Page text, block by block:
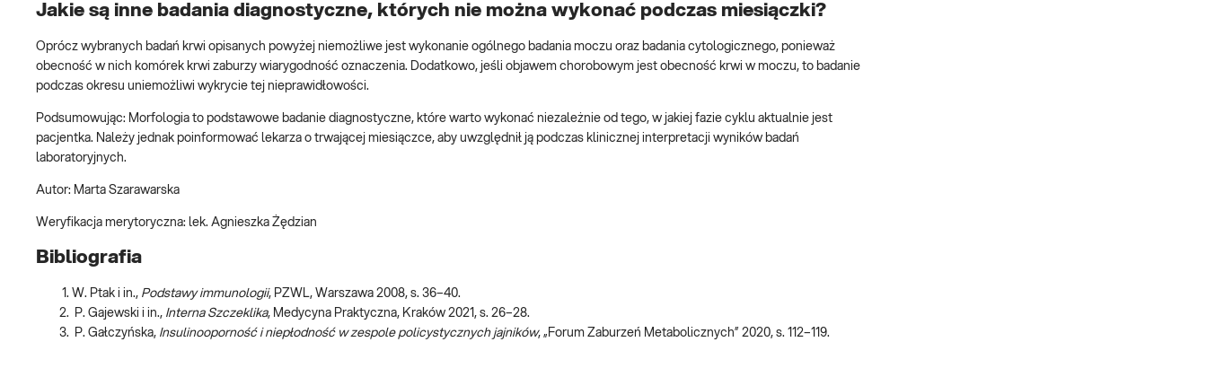
Jakie są inne badania diagnostyczne, których nie można wykonać podczas miesiączki?
Oprócz wybranych badań krwi opisanych powyżej niemożliwe jest wykonanie ogólnego badania moczu oraz badania cytologicznego, ponieważ
obecność w nich komórek krwi zaburzy wiarygodność oznaczenia. Dodatkowo, jeśli objawem chorobowym jest obecność krwi w moczu, to badanie
podczas okresu uniemożliwi wykrycie tej nieprawidłowości.
Podsumowując: Morfologia to podstawowe badanie diagnostyczne, które warto wykonać niezależnie od tego, w jakiej fazie cyklu aktualnie jest
pacjentka. Należy jednak poinformować lekarza o trwającej miesiączce, aby uwzględnił ją podczas klinicznej interpretacji wyników badań
laboratoryjnych.
Autor: Marta Szarawarska
Weryfikacja merytoryczna: lek. Agnieszka Żędzian
Bibliografia
W. Ptak i in., Podstawy immunologii, PZWL, Warszawa 2008, s. 36–40.
P. Gajewski i in., Interna Szczeklika, Medycyna Praktyczna, Kraków 2021, s. 26–28.
P. Gałczyńska, Insulinooporność i niepłodność w zespole policystycznych jajników, „Forum Zaburzeń Metabolicznych” 2020, s. 112–119.